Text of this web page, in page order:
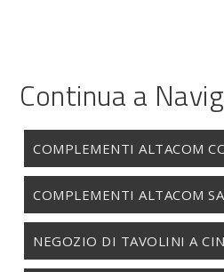
Continua a
COMPLEMENTI ALTACOM
COMPLEMENTI ALTACOM
NEGOZIO DI TAVOLINI A